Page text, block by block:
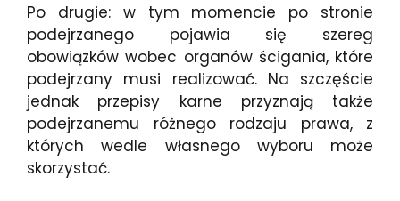
Po drugie: w tym momencie po stronie
podejrzanego pojawia się szereg
obowiązków wobec organów ścigania, które
podejrzany musi realizować. Na szczęście
jednak przepisy karne przyznają także
podejrzanemu różnego rodzaju prawa, z
których wedle własnego wyboru może
skorzystać.